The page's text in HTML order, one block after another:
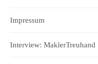
Impressum
Interview: MaklerTreuhand